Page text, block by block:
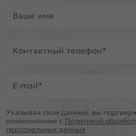
Ваше имя
Контактный телефон*
E-mail*
Указывая свои данные, вы
ознакомление c Политикой
персональных данных